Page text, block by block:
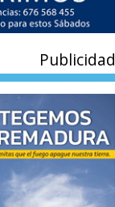
Publicidad